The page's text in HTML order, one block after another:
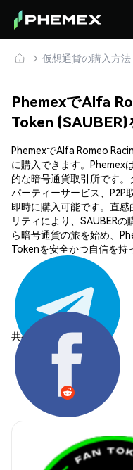
仮想通貨の購入方法
PhemexでAlfa
Token
PhemexでAlfa Romeo
に購入できます。Phemex
的な暗号通貨取引所です
パーティーサービス、P2P
即時に購入可能です。直
リティにより、SAUBER
ら暗号通貨の旅を始め、
Tokenを安全かつ自信を持
共有する: